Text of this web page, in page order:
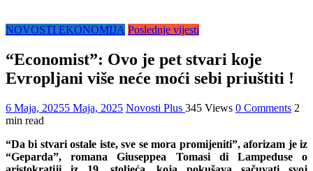
NOVOSTI EKONOMIJA Poslednje vijesti
“Economist”: Ovo je pet stvari koje
Evropljani više neće moći sebi priuštiti !
6 Maja, 20255 Maja, 2025 Novosti Plus 345 Views 0 Comments 2
min read
“Da bi stvari ostale iste, sve se mora promijeniti”, aforizam je iz
“Geparda”, romana Giuseppea Tomasi di Lampeduse o